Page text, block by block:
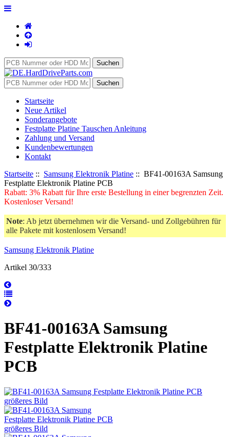
Startseite
Neue Artikel
Sonderangebote
Festplatte Platine Tauschen Anleitung
Zahlung und Versand
Kundenbewertungen
Kontakt
Startseite :: Samsung Elektronik Platine :: BF41-00163A Samsung
Festplatte Elektronik Platine PCB
Rabatt: 3% Rabatt für Ihre erste Bestellung in einer begrenzten Zeit.
Kostenloser Versand!
Note: Ab jetzt übernehmen wir die Versand- und Zollgebühren für
alle Pakete mit kostenlosem Versand!
Samsung Elektronik Platine
Artikel 30/333
BF41-00163A Samsung
Festplatte Elektronik Platine
PCB
größeres Bild
größeres Bild